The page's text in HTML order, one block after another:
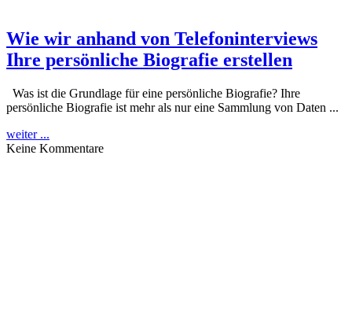
Wie wir anhand von Telefoninterviews
Ihre persönliche Biografie erstellen
Was ist die Grundlage für eine persönliche Biografie? Ihre
persönliche Biografie ist mehr als nur eine Sammlung von Daten ...
weiter ...
Keine Kommentare